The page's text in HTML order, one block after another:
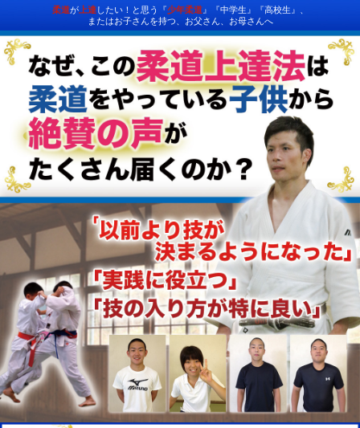
柔道が上達したい！と思う『少年柔道』『中学生』『高校生』、
またはお子さんを持つ、お父さん、お母さんへ